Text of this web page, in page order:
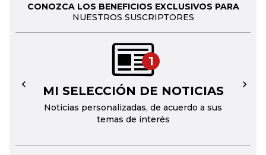
CONOZCA LOS BENEFICIOS EXCLUSIVOS PARA
NUESTROS SUSCRIPTORES
1
MI SELECCIÓN DE NOTICIAS
Noticias personalizadas, de acuerdo a sus
temas de interés
← →